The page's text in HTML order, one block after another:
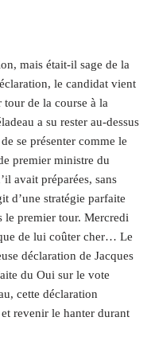
mais était-il sage de la
le candidat vient
de la course à la
a su rester au-dessus
se présenter comme le
premier ministre du
avait préparées, sans
d’une stratégie parfaite
le premier tour. Mercredi
de lui coûter cher… Le
déclaration de Jacques
du Oui sur le vote
cette déclaration
revenir le hanter durant